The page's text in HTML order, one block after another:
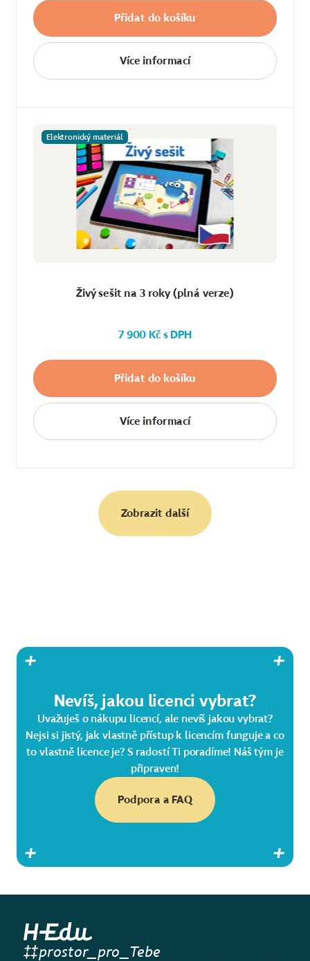
Přidat do košíku
Více informací
Elektronický materiál
Živý sešit na 3 roky (plná verze)
7 900 Kč s DPH
Přidat do košíku
Více informací
Zobrazit další
Nevíš, jakou licenci vybrat?
Uvažuješ o nákupu licencí, ale nevíš jakou vybrat?
Nejsi si jistý, jak vlastně přístup k licencím funguje a co
to vlastně licence je? S radostí Ti poradíme! Náš tým je
připraven!
Podpora a FAQ
prostor_pro_Tebe